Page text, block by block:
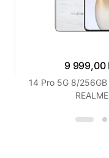
9 999,00
14 Pro 5G 8/
REALME